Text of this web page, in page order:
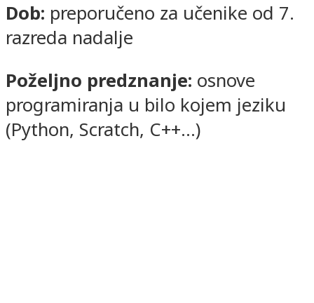
Dob: preporučeno za učenike od 7.
razreda nadalje
Poželjno predznanje: osnove
programiranja u bilo kojem jeziku
(Python, Scratch, C++…)